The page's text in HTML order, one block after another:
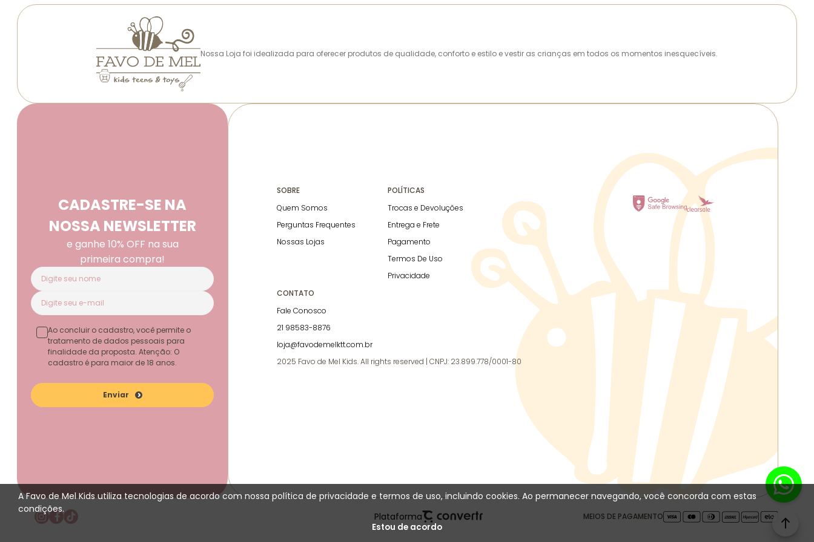
Nossa Loja foi idealizada para oferecer produtos de qualidade, conforto e estilo e vestir as crianças em todos os momentos inesquecíveis.
CADASTRE-SE NA
NOSSA NEWSLETTER
e ganhe 10% OFF na sua
primeira compra!
Enviar
Ao concluir o cadastro, você permite o
tratamento de dados pessoais para
finalidade da proposta. Atenção: O
cadastro é para maior de 18 anos.
SOBRE
Quem Somos
Perguntas Frequentes
Nossas Lojas
POLÍTICAS
Trocas e Devoluções
Entrega e Frete
Pagamento
Termos De Uso
Privacidade
CONTATO
Fale Conosco
21 98583-8876
loja@favodemelktt.com.br
2025 Favo de Mel Kids. All rights reserved | CNPJ: 23.899.778/0001-80
MEIOS DE PAGAMENTO
Plataforma
A Favo de Mel Kids utiliza tecnologias de acordo com nossa política de privacidade e termos de uso, incluindo cookies. Ao permanecer navegando, você concorda com estas
condições.
Estou de acordo